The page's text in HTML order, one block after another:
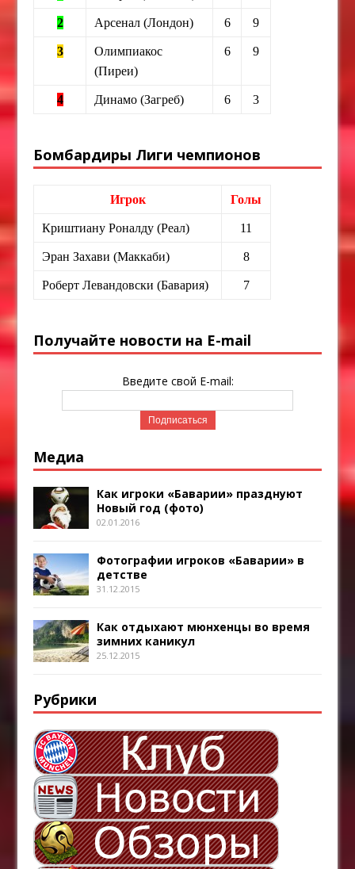
2 Арсенал (Лондон) 6 9
3
Олимпиакос
(Пиреи)
6 9
4 Динамо (Загреб) 6 3
Бомбардиры Лиги чемпионов
Игрок Голы
Криштиану Роналду (Реал) 11
Эран Захави (Маккаби) 8
Роберт Левандовски (Бавария) 7
Получайте новости на E-mail
Введите свой E-mail:
Медиа
Как игроки «Баварии» празднуют
Новый год (фото)
02.01.2016
Фотографии игроков «Баварии» в
детстве
31.12.2015
Как отдыхают мюнхенцы во время
зимних каникул
25.12.2015
Рубрики